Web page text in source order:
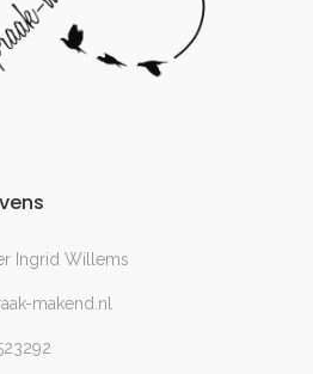
Ingrid Willems
makend.nl